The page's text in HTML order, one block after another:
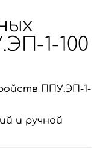
1-100
ППУ.ЭП-1-
и ручной